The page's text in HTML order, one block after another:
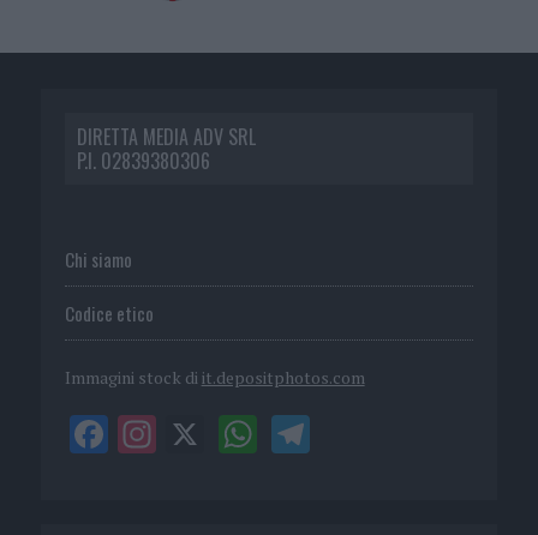
DIRETTA MEDIA ADV SRL
P.I. 02839380306
Chi siamo
Codice etico
Immagini stock di it.depositphotos.com